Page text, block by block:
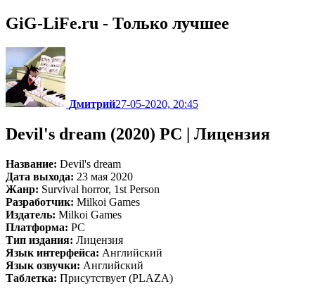
GiG-LiFe.ru - Только лучшее
Дмитрий27-05-2020, 20:45
Devil's dream (2020) PC | Лицензия
Название: Devil's dream
Дата выхода: 23 мая 2020
Жанр: Survival horror, 1st Person
Разработчик: Milkoi Games
Издатель: Milkoi Games
Платформа: PC
Тип издания: Лицензия
Язык интерфейса: Английский
Язык озвучки: Английский
Таблетка: Присутствует (PLAZA)